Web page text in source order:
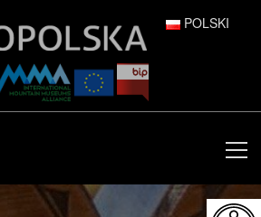
POLSKI
ENGLISH
ESPAÑOL
FRANÇAIS